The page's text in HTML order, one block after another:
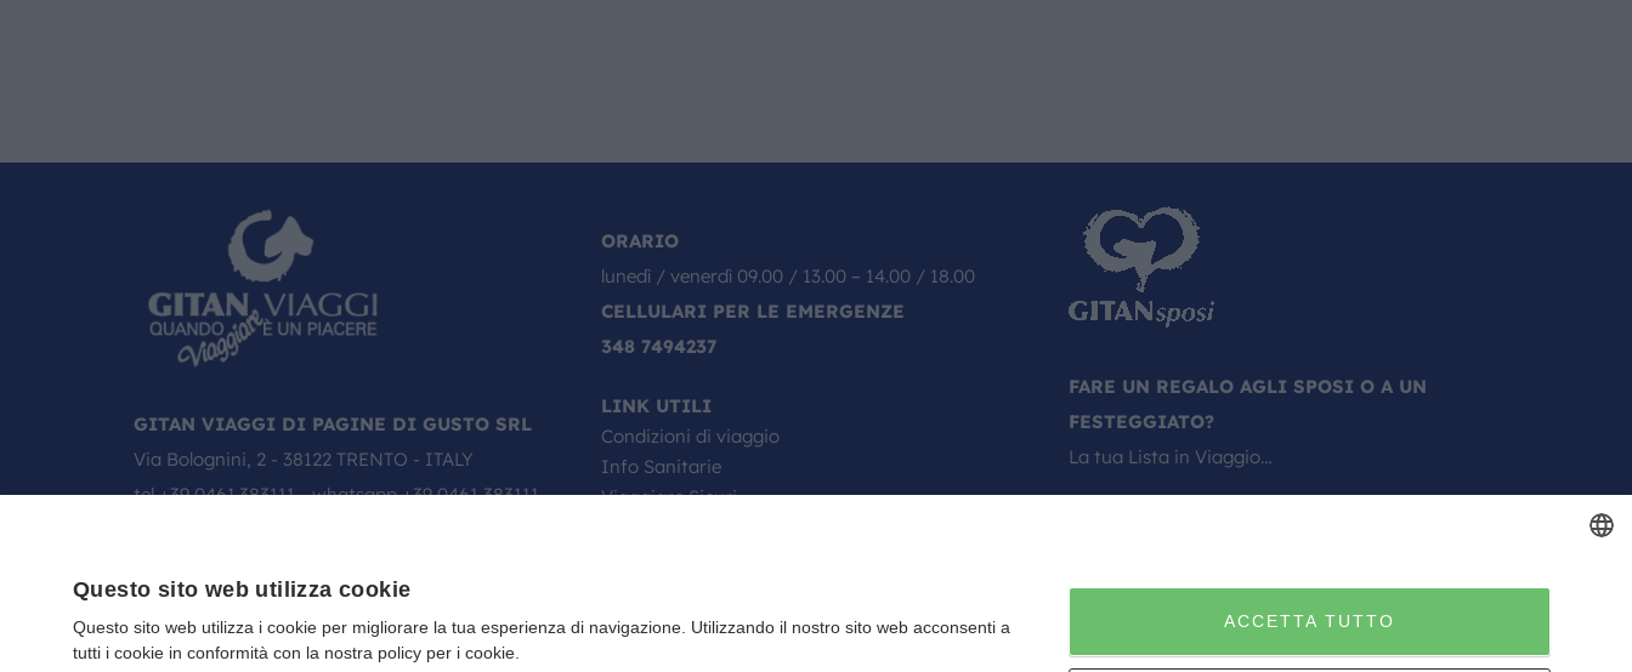
GITAN VIAGGI DI PAGINE DI GUSTO SRL
Via Bolognini, 2 - 38122 TRENTO - ITALY
tel+39 0461.383111- whatsapp+39 0461 383111
ORARIO
lunedì / venerdì 09.00 / 13.00 – 14.00 / 18.00
CELLULARI PER LE EMERGENZE
348 7494237
LINK UTILI
Condizioni di viaggio
Info Sanitarie
Viaggiare Sicuri
Faq
FARE UN REGALO AGLI SPOSI O A UN
FESTEGGIATO?
La tua Lista in Viaggio…
ITALIAN
Questo sito web utilizza cookie
Questo sito web utilizza i cookie per migliorare la tua esperienza di navigazione. Utilizzando il nostro sito web acconsenti a
tutti i cookie in conformità con la nostra policy per i cookie.
ACCETTA TUTTO